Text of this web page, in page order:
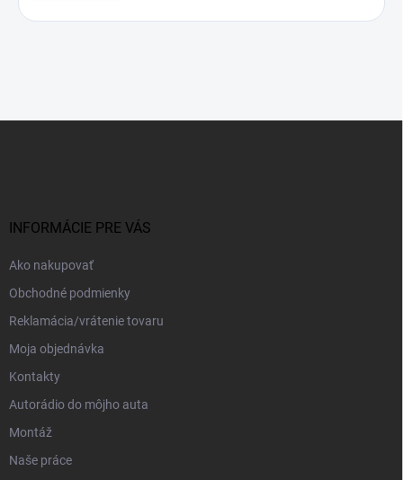
INFORMÁCIE PRE VÁS
Ako nakupovať
Obchodné podmienky
Reklamácia/vrátenie tovaru
Moja objednávka
Kontakty
Autorádio do môjho auta
Montáž
Naše práce